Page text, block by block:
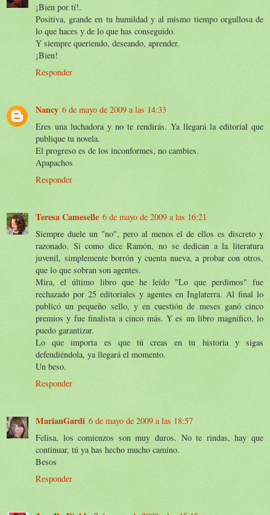
¡Bien por tí!.
Positiva, grande en tu humildad y al mismo tiempo orgullosa de
lo que haces y de lo que has conseguido.
Y siempre queriendo, deseando, aprender.
¡Bien!
Responder
Nancy 6 de mayo de 2009 a las 14:33
Eres una luchadora y no te rendirás. Ya llegará la editorial que
publique tu novela.
El progreso es de los inconformes, no cambies.
Apapachos
Responder
Teresa Cameselle 6 de mayo de 2009 a las 16:21
Siempre duele un "no", pero al menos el de ellos es discreto y
razonado. Si como dice Ramón, no se dedican a la literatura
juvenil, simplemente borrón y cuenta nueva, a probar con otros,
que lo que sobran son agentes.
Mira, el último libro que he leído "Lo que perdimos" fue
rechazado por 25 editoriales y agentes en Inglaterra. Al final lo
publicó un pequeño sello, y en cuestión de meses ganó cinco
premios y fue finalista a cinco más. Y es un libro magnífico, lo
puedo garantizar.
Lo que importa es que tú creas en tu historia y sigas
defendiéndola, ya llegará el momento.
Un beso.
Responder
MarianGardi 6 de mayo de 2009 a las 18:57
Felisa, los comienzos son muy duros. No te rindas, hay que
continuar, tú ya has hecho mucho camino.
Besos
Responder